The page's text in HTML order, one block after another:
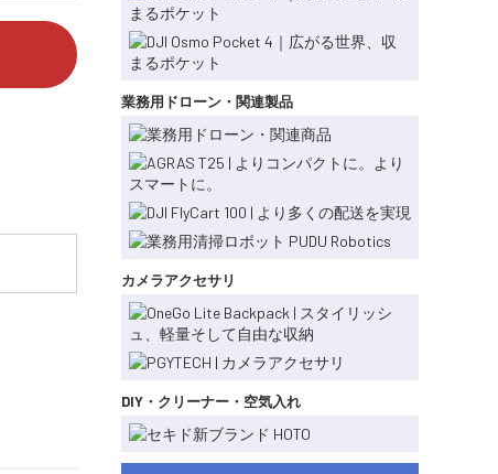
業務用ドローン・関連製品
カメラアクセサリ
DIY・クリーナー・空気入れ